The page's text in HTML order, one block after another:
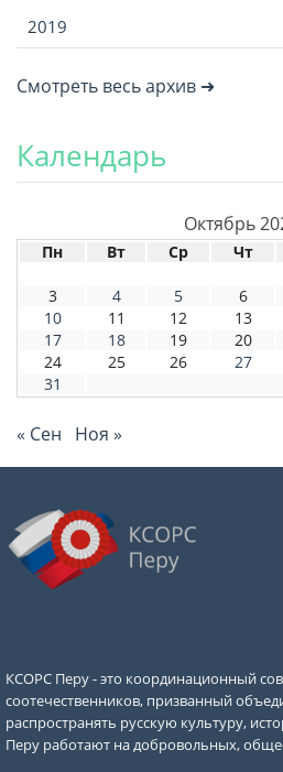
2019
Смотреть весь архив ➜
Календарь
Октябрь
Пн Вт Ср Чт
3
4 5 6
10
11 12 13
17
18 19 20
24
25 26 27
31
« Сен Ноя »
КСОРС Перу - это координационный
соотечественников, призванный
распространять русскую культуру,
Перу работают на добровольных,